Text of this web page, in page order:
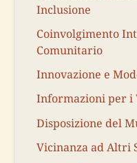
Inclusione
Coinvolgimento
Comunitario
Innovazione e
Informazioni per i
Disposizione del
Vicinanza ad Altri